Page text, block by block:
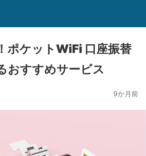
ポケットWiFi 口座振替
おすすめサービス
9か月前